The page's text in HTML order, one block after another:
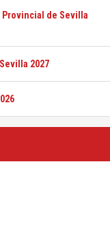
Provincial de Sevilla
2027